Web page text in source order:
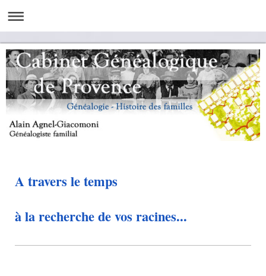
A travers le temps
à la recherche de vos racines...